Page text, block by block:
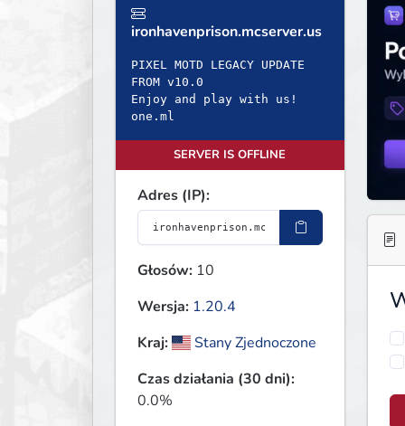
ironhavenprison.mcserver.us
PIXEL MOTD LEGACY UPDATE
FROM v10.0
Enjoy and play with us!
one.ml
SERVER IS OFFLINE
Adres (IP):
Głosów: 10
Wersja: 1.20.4
Kraj:
Stany Zjednoczone
Czas działania (30 dni):
0.0%